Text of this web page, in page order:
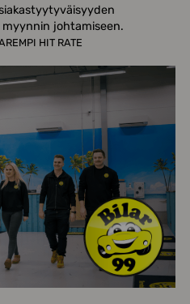
myynnin johtamiseen.
HIT RATE